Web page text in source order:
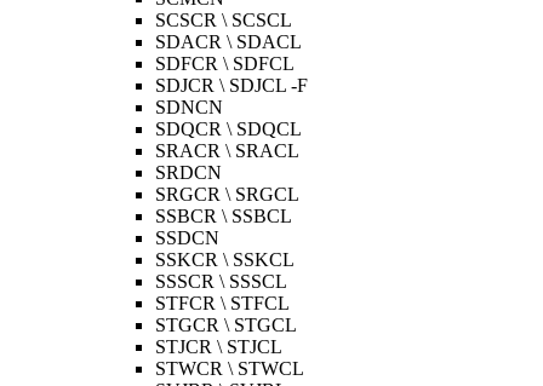
SCSCR \ SCSCL
SDACR \ SDACL
SDFCR \ SDFCL
SDJCR \ SDJCL -F
SDNCN
SDQCR \ SDQCL
SRACR \ SRACL
SRDCN
SRGCR \ SRGCL
SSBCR \ SSBCL
SSDCN
SSKCR \ SSKCL
SSSCR \ SSSCL
STFCR \ STFCL
STGCR \ STGCL
STJCR \ STJCL
STWCR \ STWCL